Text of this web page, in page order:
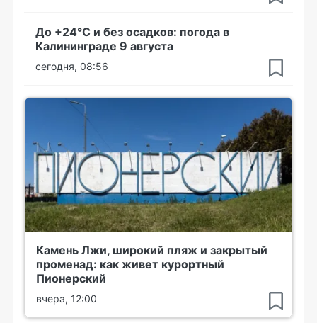
До +24°С и без осадков: погода в
Калининграде 9 августа
сегодня, 08:56
Камень Лжи, широкий пляж и закрытый
променад: как живет курортный
Пионерский
вчера, 12:00